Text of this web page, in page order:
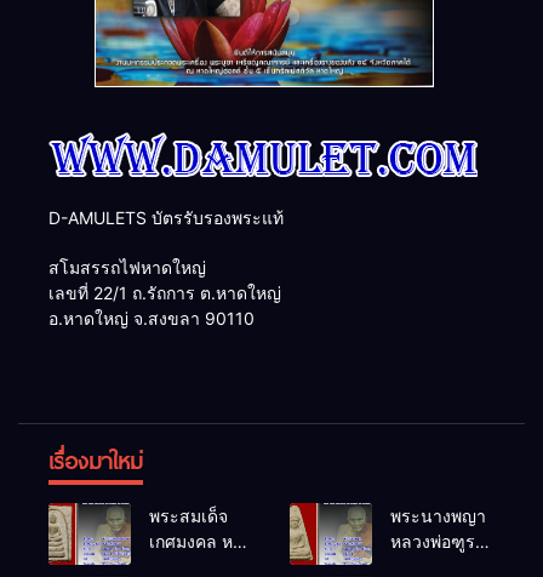
D-AMULETS บัตรรับรองพระแท้
สโมสรรถไฟหาดใหญ่
เลขที่ 22/1 ถ.รัถการ ต.หาดใหญ่
อ.หาดใหญ่ จ.สงขลา 90110
เรื่องมาใหม่
พระสมเด็จ
เกศมงคล หล
พระนางพญา
หลวงพ่อฑูรย์